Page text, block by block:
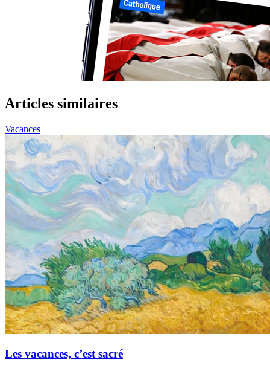
Articles similaires
Vacances
Les vacances, c’est sacré